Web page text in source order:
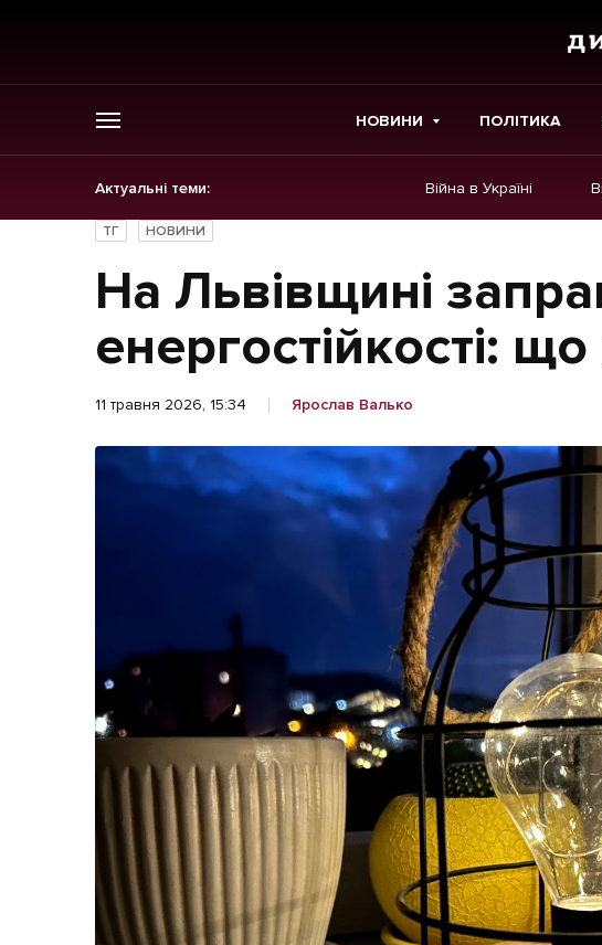
НОВИНИ ПОЛІТИКА
Актуальні теми: Війна в Україні
ГОЛОВНЕ
Новини
Політика
Економіка
Бізнес
Життя
ТГ НОВИНИ
На Львівщині
енергостійкості:
11 травня 2026, 15:34 Ярослав Валько